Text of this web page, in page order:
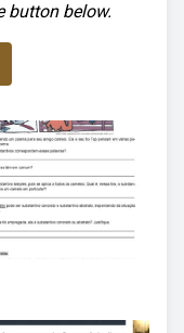
button below.